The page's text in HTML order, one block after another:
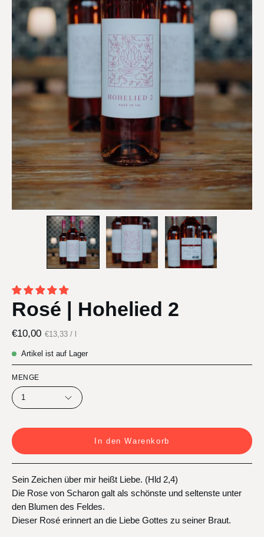
Rosé | Hohelied 2
€10,00 Stückpreis
€13,33 /pro
Artikel ist auf Lager
MENGE
1
In den Warenkorb
Sein Zeichen über mir heißt Liebe. (Hld 2,4)
Die Rose von Scharon galt als schönste und seltenste unter
den Blumen des Feldes.
Dieser Rosé erinnert an die Liebe Gottes zu seiner Braut.